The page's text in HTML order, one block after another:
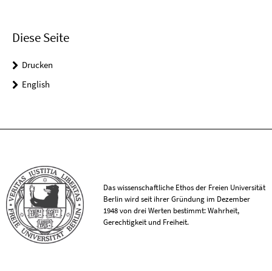
Diese Seite
Drucken
English
Das wissenschaftliche Ethos der Freien Universität
Berlin wird seit ihrer Gründung im Dezember
1948 von drei Werten bestimmt: Wahrheit,
Gerechtigkeit und Freiheit.